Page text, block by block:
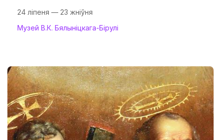
24 ліпеня — 23 жніўня
Музей В.К. Бялыніцкага-Бірулі